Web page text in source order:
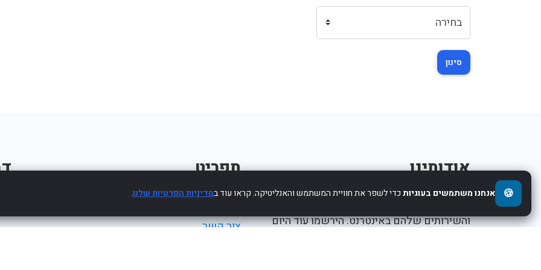
סינון
אודותינו
והשירותים שלהם באינטרנט. הירשמו עוד היום
תפריט
צור קשר
🍪 אנחנו משתמשים בעוגיותכדי לשפר את חוויית המשתמש והאנליטיקה. קראו עוד במדיניות הפרטיות שלנו.